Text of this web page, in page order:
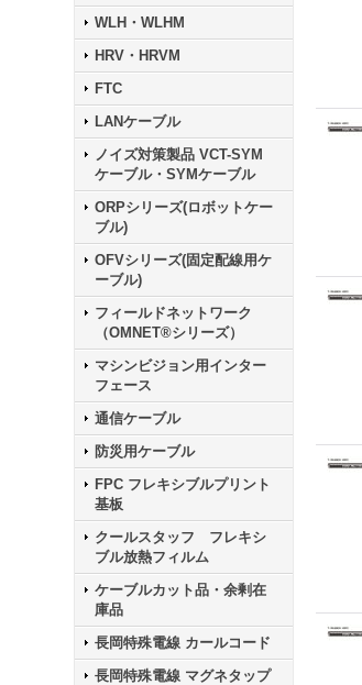
WLH・WLHM
HRV・HRVM
FTC
LANケーブル
ノイズ対策製品 VCT-SYM
ケーブル・SYMケーブル
ORPシリーズ(ロボットケー
ブル)
OFVシリーズ(固定配線用ケ
ーブル)
フィールドネットワーク
（OMNET®シリーズ）
マシンビジョン用インター
フェース
通信ケーブル
防災用ケーブル
FPC フレキシブルプリント
基板
クールスタッフ フレキシ
ブル放熱フィルム
ケーブルカット品・余剰在
庫品
長岡特殊電線 カールコード
長岡特殊電線 マグネタップ